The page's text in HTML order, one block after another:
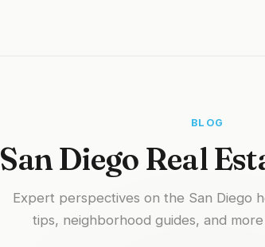
BLOG
San Diego Real
Expert perspectives on the San Diego
tips, neighborhood guides, and